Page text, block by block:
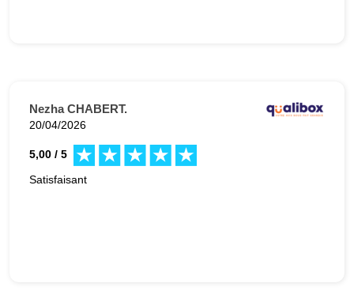
Nezha CHABERT.
20/04/2026
5,00 / 5
Satisfaisant